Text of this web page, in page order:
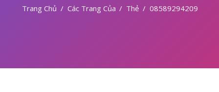
Trang Chủ Các Trang Của Hệ Thống
Thẻ 085892942094